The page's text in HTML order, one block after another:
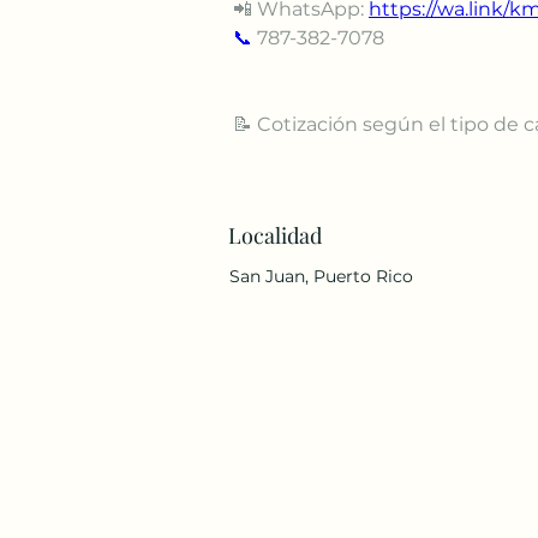
📲 WhatsApp: https://wa.link/
📞 787-382-7078
📝 Cotización según el tipo de
Localidad
San Juan, Puerto Rico